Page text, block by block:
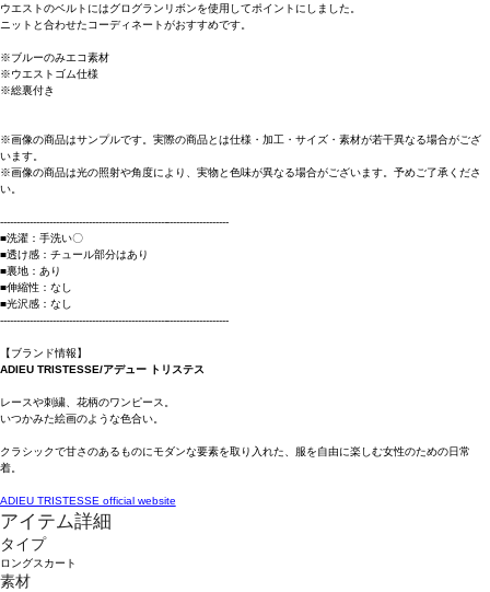
ウエストのベルトにはグログランリボンを使用してポイントにしました。
ニットと合わせたコーディネートがおすすめです。
※ブルーのみエコ素材
※ウエストゴム仕様
※総裏付き
※画像の商品はサンプルです。実際の商品とは仕様・加工・サイズ・素材が若干異なる場合がござ
います。
※画像の商品は光の照射や角度により、実物と色味が異なる場合がございます。予めご了承くださ
い。
----------------------------------------------------------------------
■洗濯：手洗い〇
■透け感：チュール部分はあり
■裏地：あり
■伸縮性：なし
■光沢感：なし
----------------------------------------------------------------------
【ブランド情報】
ADIEU TRISTESSE/アデュー トリステス
レースや刺繍、花柄のワンピース。
いつかみた絵画のような色合い。
クラシックで甘さのあるものにモダンな要素を取り入れた、服を自由に楽しむ女性のための日常
着。
ADIEU TRISTESSE official website
アイテム詳細
タイプ
ロングスカート
素材